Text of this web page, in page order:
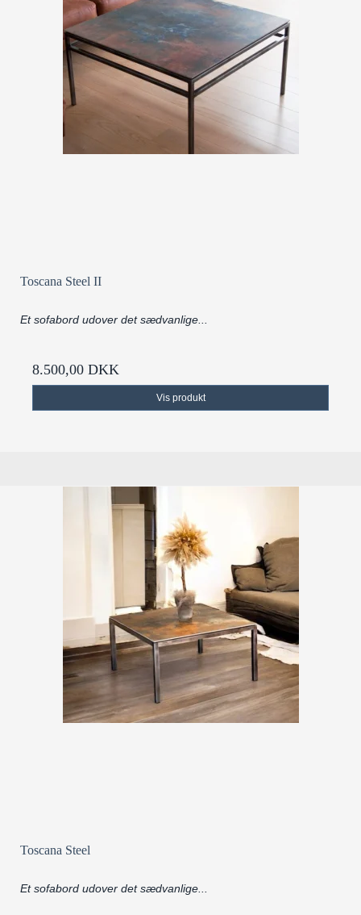
Toscana Steel II
Et sofabord udover det sædvanlige...
8.500,00 DKK
Vis produkt
Toscana Steel
Et sofabord udover det sædvanlige...